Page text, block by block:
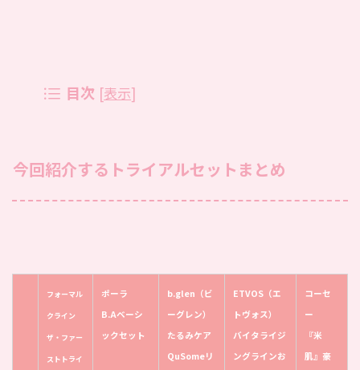
目次 [表示]
今回紹介するトライアルセットまとめ
フォーマル
クライン
ザ・ファー
ストトライ
ポーラ
B.Aベーシ
ックセット
b.glen （ビ
ーグレン）
たるみケア
QuSomeリ
ETVOS（エ
トヴォス）
バイタライジ
ングラインお
コーセ
ー
『米
肌』豪